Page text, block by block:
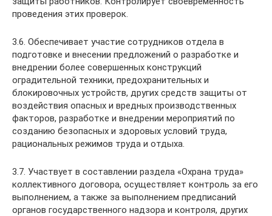
проведения этих проверок.
3.6. Обеспечивает участие сотрудников отдела в
подготовке и внесении предложений о разработке и
внедрении более совершенных конструкций
оградительной техники, предохранительных и
блокировочных устройств, других средств защиты от
воздействия опасных и вредных производственных
факторов, разработке и внедрении мероприятий по
созданию безопасных и здоровых условий труда,
рациональных режимов труда и отдыха.
3.7. Участвует в составлении раздела «Охрана труда»
коллективного договора, осуществляет контроль за его
выполнением, а также за выполнением предписаний
органов государственного надзора и контроля, других